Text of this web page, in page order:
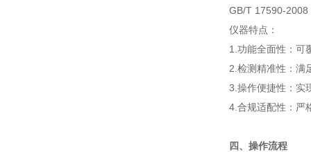
GB/T 17590-
仪器特点‌：
1.功能全面性：可
2.检测精准性：满
3.操作便捷性：实
4.合规适配性：严
四、操作流程